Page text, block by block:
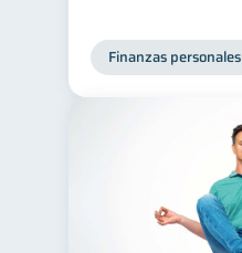
Finanzas personales